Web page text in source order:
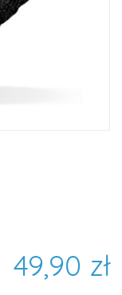
49,90 zł